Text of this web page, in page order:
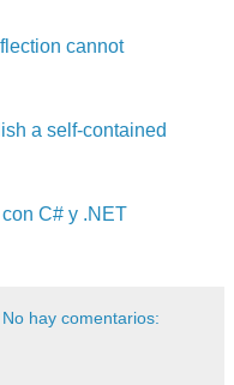
cannot
a self-contained
C# y .NET
No hay comentarios: